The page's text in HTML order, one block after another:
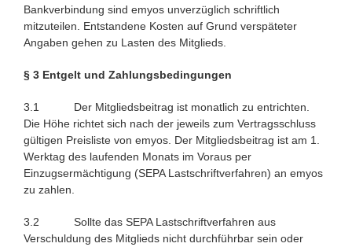
Bankverbindung sind emyos unverzüglich schriftlich
mitzuteilen. Entstandene Kosten auf Grund verspäteter
Angaben gehen zu Lasten des Mitglieds.
§ 3 Entgelt und Zahlungsbedingungen
3.1 Der Mitgliedsbeitrag ist monatlich zu entrichten.
Die Höhe richtet sich nach der jeweils zum Vertragsschluss
gültigen Preisliste von emyos. Der Mitgliedsbeitrag ist am 1.
Werktag des laufenden Monats im Voraus per
Einzugsermächtigung (SEPA Lastschriftverfahren) an emyos
zu zahlen.
3.2 Sollte das SEPA Lastschriftverfahren aus
Verschuldung des Mitglieds nicht durchführbar sein oder